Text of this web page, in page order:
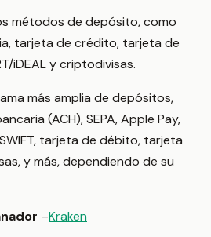
métodos de depósito, como
tarjeta de crédito, tarjeta de
iDEAL y criptodivisas.
más amplia de depósitos,
(ACH), SEPA, Apple Pay,
tarjeta de débito, tarjeta
y más, dependiendo de su
–Kraken